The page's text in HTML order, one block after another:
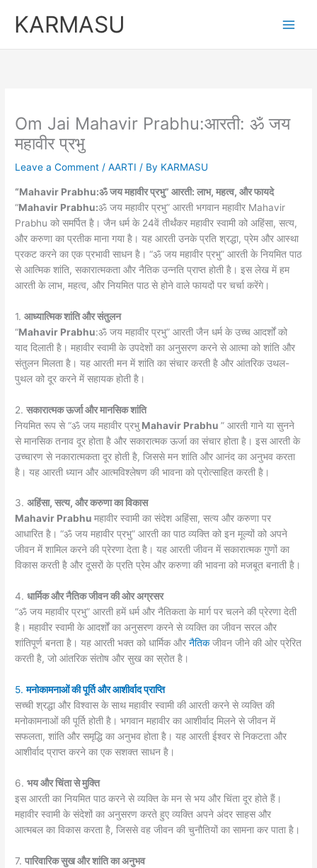
KARMASU
Om Jai Mahavir Prabhu:आरती: ॐ जय
महावीर प्रभु
Leave a Comment /AARTI / By KARMASU
“Mahavir Prabhu:ॐ जय महावीर प्रभु” आरती: लाभ, महत्व, और फायदे
“Mahavir Prabhu:ॐ जय महावीर प्रभु” आरती भगवान महावीर Mahavir
Prabhu को समर्पित है। जैन धर्म के 24वें तीर्थंकर महावीर स्वामी को अहिंसा, सत्य,
और करुणा का प्रतीक माना गया है। यह आरती उनके प्रति श्रद्धा, प्रेम और आस्था
प्रकट करने का एक प्रभावी साधन है। “ॐ जय महावीर प्रभु” आरती के नियमित पाठ
से आत्मिक शांति, सकारात्मकता और नैतिक उन्नति प्राप्त होती है। इस लेख में हम
आरती के लाभ, महत्व, और नियमित पाठ से होने वाले फायदों पर चर्चा करेंगे।
1.आध्यात्मिक शांति और संतुलन
“Mahavir Prabhu:ॐ जय महावीर प्रभु” आरती जैन धर्म के उच्च आदर्शों को
याद दिलाती है। महावीर स्वामी के उपदेशों का अनुसरण करने से आत्मा को शांति और
संतुलन मिलता है। यह आरती मन में शांति का संचार करती है और आंतरिक उथल-
पुथल को दूर करने में सहायक होती है।
2.सकारात्मक ऊर्जा और मानसिक शांति
नियमित रूप से “ॐ जय महावीर प्रभु Mahavir Prabhu” आरती गाने या सुनने
से मानसिक तनाव दूर होता है और सकारात्मक ऊर्जा का संचार होता है। इस आरती के
उच्चारण से नकारात्मकता दूर होती है, जिससे मन शांति और आनंद का अनुभव करता
है। यह आरती ध्यान और आत्मविश्लेषण की भावना को प्रोत्साहित करती है।
3.अहिंसा, सत्य, और करुणा का विकास
Mahavir Prabhuमहावीर स्वामी का संदेश अहिंसा, सत्य और करुणा पर
आधारित है। “ॐ जय महावीर प्रभु” आरती का पाठ व्यक्ति को इन मूल्यों को अपने
जीवन में शामिल करने की प्रेरणा देता है। यह आरती जीवन में सकारात्मक गुणों का
विकास करती है और दूसरों के प्रति प्रेम और करुणा की भावना को मजबूत बनाती है।
4.धार्मिक और नैतिक जीवन की ओर अग्रसर
“ॐ जय महावीर प्रभु” आरती हमें धर्म और नैतिकता के मार्ग पर चलने की प्रेरणा देती
है। महावीर स्वामी के आदर्शों का अनुसरण करने से व्यक्ति का जीवन सरल और
शांतिपूर्ण बनता है। यह आरती भक्त को धार्मिक औरनैतिकजीवन जीने की ओर प्रेरित
करती है, जो आंतरिक संतोष और सुख का स्रोत है।
5.मनोकामनाओं की पूर्ति और आशीर्वाद प्राप्ति
सच्ची श्रद्धा और विश्वास के साथ महावीर स्वामी की आरती करने से व्यक्ति की
मनोकामनाओं की पूर्ति होती है। भगवान महावीर का आशीर्वाद मिलने से जीवन में
सफलता, शांति और समृद्धि का अनुभव होता है। यह आरती ईश्वर से निकटता और
आशीर्वाद प्राप्त करने का एक सशक्त साधन है।
6.भय और चिंता से मुक्ति
इस आरती का नियमित पाठ करने से व्यक्ति के मन से भय और चिंता दूर होते हैं।
महावीर स्वामी के संदेशों का अनुसरण करते हुए व्यक्ति अपने अंदर साहस और
आत्मबल का विकास करता है, जिससे वह जीवन की चुनौतियों का सामना कर पाता है।
7.पारिवारिक सुख और शांति का अनुभव